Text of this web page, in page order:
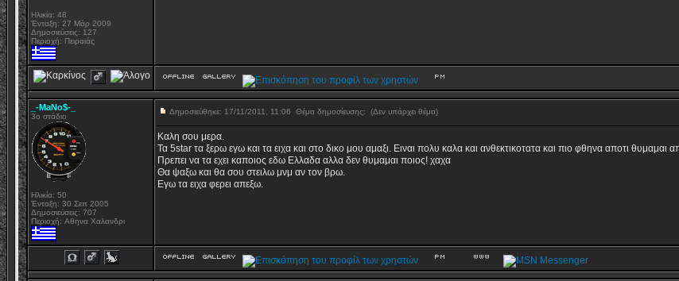
Ηλικία: 48
Ένταξη: 27 Μάρ 2009
Δημοσιεύσεις: 127
Περιοχή: Πειραιάς
_-MaNo$-_
3ο στάδιο
Ηλικία: 50
Ένταξη: 30 Σεπ 2005
Δημοσιεύσεις: 707
Περιοχή: Aθηνα Χαλανδρι
Δημοσιεύθηκε: 17/11/2011, 11:06 Θέμα δημοσίευσης: (Δεν υπάρχει θέμα)
Καλη σου μερα.
Τα 5star τα ξερω εγω και τα ειχα και στο δικο μου αμαξι. Ειναι πολυ καλα και ανθεκτικοτατα και πιο φθηνα αποτι θυμαμαι
Πρεπει να τα εχει καποιος εδω Ελλαδα αλλα δεν θυμαμαι ποιος! χαχα
Θα ψαξω και θα σου στειλω μνμ αν τον βρω.
Εγω τα ειχα φερει απεξω.